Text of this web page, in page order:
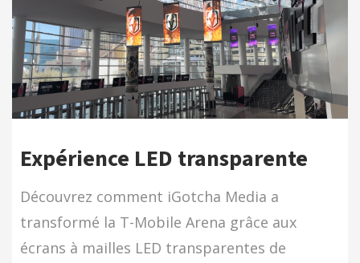
Expérience LED transparente
Découvrez comment iGotcha Media a
transformé la T-Mobile Arena grâce aux
écrans à mailles LED transparentes de